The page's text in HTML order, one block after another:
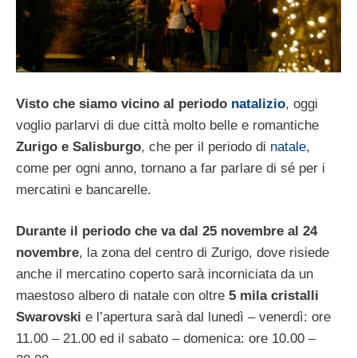
Visto che siamo vicino al periodo natalizio, oggi
voglio parlarvi di due città molto belle e romantiche
Zurigo e Salisburgo, che per il periodo di natale,
come per ogni anno, tornano a far parlare di sé per i
mercatini e bancarelle.
Durante il periodo che va dal 25 novembre al 24
novembre, la zona del centro di Zurigo, dove risiede
anche il mercatino coperto sarà incorniciata da un
maestoso albero di natale con oltre 5 mila cristalli
Swarovski e l’apertura sarà dal lunedì – venerdì: ore
11.00 – 21.00 ed il sabato – domenica: ore 10.00 –